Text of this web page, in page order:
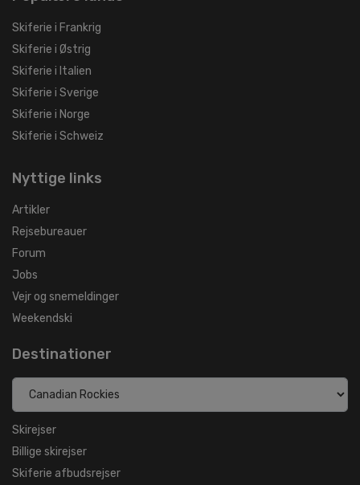
Skiferie i Frankrig
Skiferie i Østrig
Skiferie i Italien
Skiferie i Sverige
Skiferie i Norge
Skiferie i Schweiz
Nyttige links
Artikler
Rejsebureauer
Forum
Jobs
Vejr og snemeldinger
Weekendski
Destinationer
Skirejser
Billige skirejser
Skiferie afbudsrejser